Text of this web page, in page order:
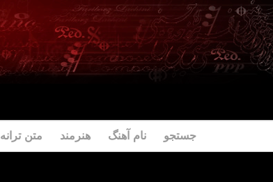
جستجو نام آهنگ هنرمند متن ترانه